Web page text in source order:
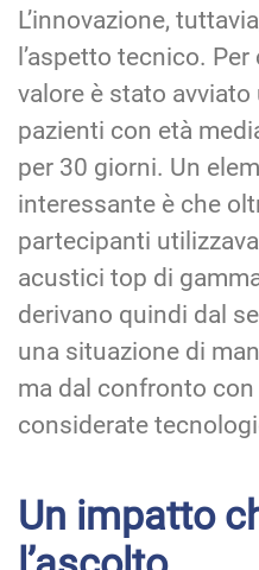
L’innovazione,
l’aspetto tecnico.
valore è stato
pazienti con età
per 30 giorni. Un
interessante è che
partecipanti
acustici top di
derivano quindi dal
una situazione di
ma dal confronto
considerate
Un impatto